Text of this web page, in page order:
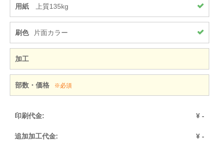
用紙 上質135kg
刷色 片面カラー
加工
部数・価格 ※必須
印刷代金: ¥ -
追加加工代金: ¥ -